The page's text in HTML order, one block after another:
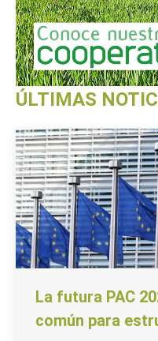
ÚLTIMAS
La futura PAC
común para